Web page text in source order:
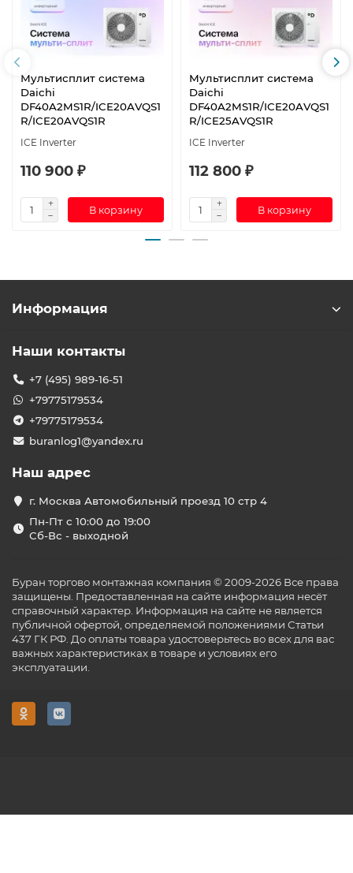
Мультисплит система
Daichi
DF40A2MS1R/ICE20AVQS1
R/ICE20AVQS1R
ICE Inverter
110 900 ₽
В корзину
Мультисплит система
Daichi
DF40A2MS1R/ICE20AVQS1
R/ICE25AVQS1R
ICE Inverter
112 800 ₽
В корзину
Информация
Наши контакты
+7 (495) 989-16-51
+79775179534
+79775179534
buranlog1@yandex.ru
Наш адрес
г. Москва Автомобильный проезд 10 стр 4
Пн-Пт с 10:00 до 19:00
Сб-Вс - выходной
Буран торгово монтажная компания © 2009-2026 Все права
защищены. Предоставленная на сайте информация несёт
справочный характер. Информация на сайте не является
публичной офертой, определяемой положениями Статьи
437 ГК РФ. До оплаты товара удостоверьтесь во всех для вас
важных характеристиках в товаре и условиях его
эксплуатации.